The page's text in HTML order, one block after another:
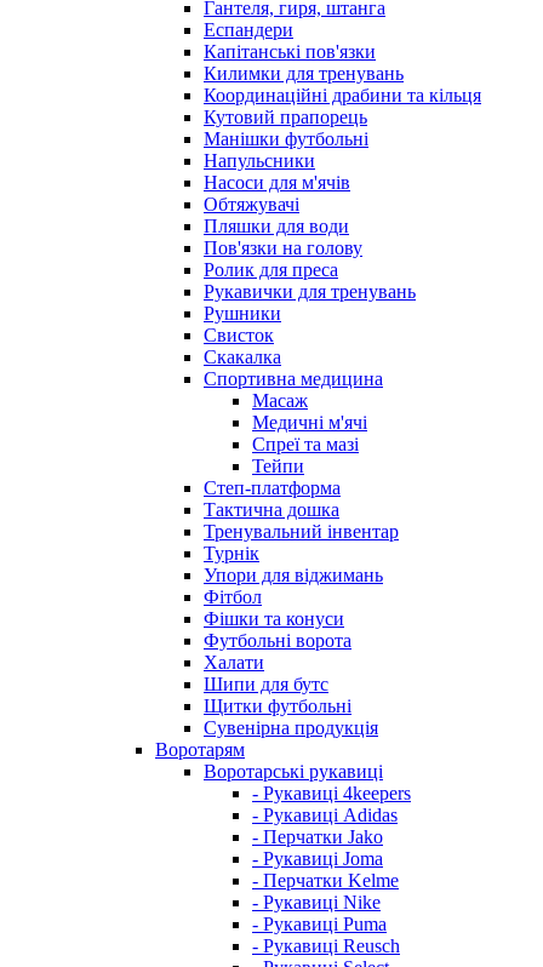
Гантеля, гиря, штанга
Еспандери
Капітанські пов'язки
Килимки для тренувань
Координаційні драбини та кільця
Кутовий прапорець
Манішки футбольні
Напульсники
Насоси для м'ячів
Обтяжувачі
Пляшки для води
Пов'язки на голову
Ролик для преса
Рукавички для тренувань
Рушники
Свисток
Скакалка
Спортивна медицина
Масаж
Медичні м'ячі
Спреї та мазі
Тейпи
Степ-платформа
Тактична дошка
Тренувальний інвентар
Турнік
Упори для віджимань
Фітбол
Фішки та конуси
Футбольні ворота
Халати
Шипи для бутс
Щитки футбольні
Сувенірна продукція
Воротарям
Воротарські рукавиці
- Рукавиці 4keepers
- Рукавиці Adidas
- Перчатки Jako
- Рукавиці Joma
- Перчатки Kelme
- Рукавиці Nike
- Рукавиці Puma
- Рукавиці Reusch